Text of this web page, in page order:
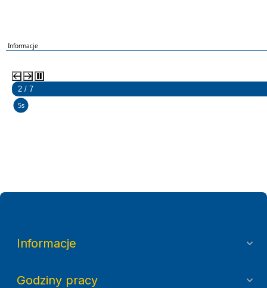
Informacje
2 / 7
5s
Informacje
Godziny pracy